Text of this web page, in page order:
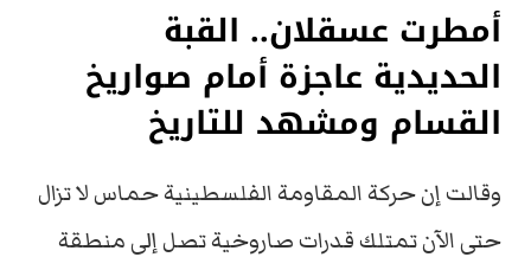
أمطرت عسقلان.. القبة
الحديدية عاجزة أمام صواريخ
القسام ومشهد للتاريخ
وقالت إن حركة المقاومة الفلسطينية حماس لا تزال
حتى الآن تمتلك قدرات صاروخية تصل إلى منطقة